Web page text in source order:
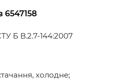
6547158
Б В.2.7-144:2007
холодне;